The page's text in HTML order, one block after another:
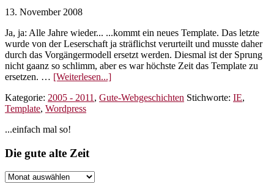
13. November 2008
Ja, ja: Alle Jahre wieder... ...kommt ein neues Template. Das letzte
wurde von der Leserschaft ja sträflichst verurteilt und musste daher
durch das Vorgängermodell ersetzt werden. Diesmal ist der Sprung
nicht gaanz so schlimm, aber es war höchste Zeit das Template zu
ersetzen. … [Weiterlesen...]ÜberACHTUNG:
WordPress
Kategorie: 2005 - 2011 , Gute-Webgeschichten Stichworte: IE,
Template, Wordpress
Seitenspalte
...einfach mal so!
Footer
Die gute alte Zeit
Die